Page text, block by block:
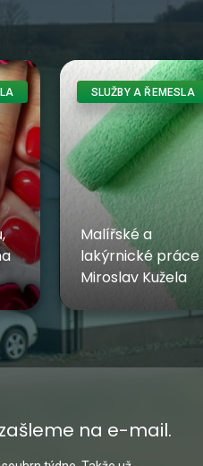
Malířské a
lakýrnické práce
Miroslav Kužela
SLUŽBY A ŘEMESLA
na e-mail.